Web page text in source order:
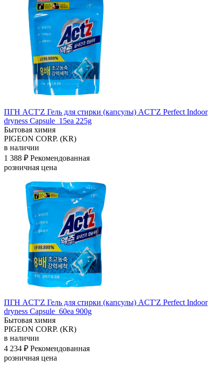
ПГН ACT'Z Гель для стирки (капсулы) ACT'Z Perfect Indoor
dryness Capsule_15ea 225g
Бытовая химия
PIGEON CORP. (KR)
в наличии
1 388 ₽ Рекомендованная
розничная цена
ПГН ACT'Z Гель для стирки (капсулы) ACT'Z Perfect Indoor
dryness Capsule_60ea 900g
Бытовая химия
PIGEON CORP. (KR)
в наличии
4 234 ₽ Рекомендованная
розничная цена